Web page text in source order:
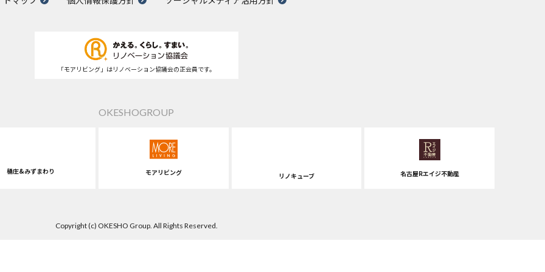
「モアリビング」はリノベーション協議会の正会員です。
OKESHOGROUP
桶庄&みずまわり モアリビング リノキューブ 名古屋Rエイジ不動産
Copyright (c) OKESHO Group. All Rights Reserved.